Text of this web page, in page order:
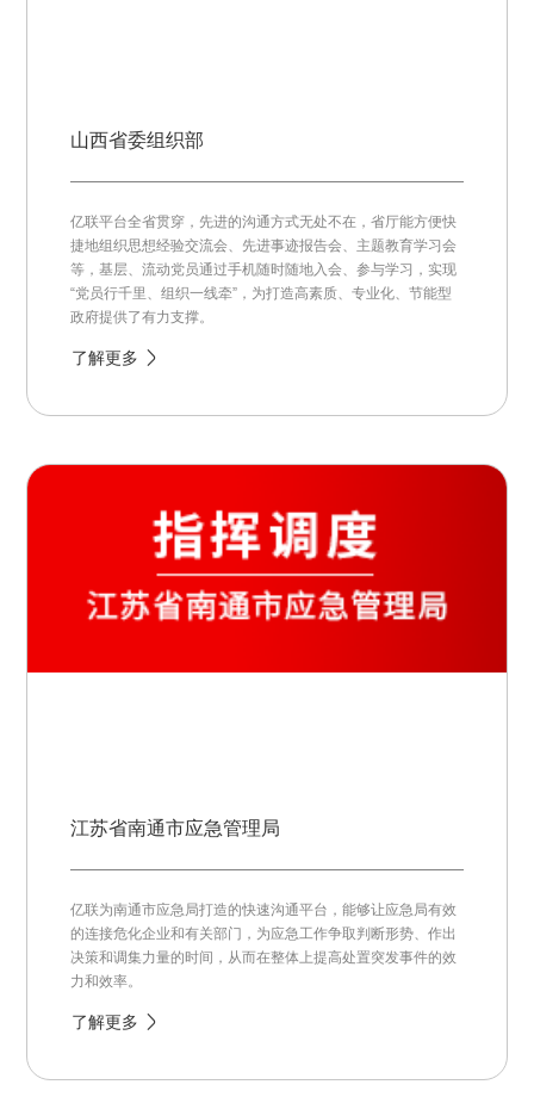
山西省委组织部
亿联平台全省贯穿，先进的沟通方式无处不在，省厅能方便快
捷地组织思想经验交流会、先进事迹报告会、主题教育学习会
等，基层、流动党员通过手机随时随地入会、参与学习，实现
“党员行千里、组织一线牵”，为打造高素质、专业化、节能型
政府提供了有力支撑。
了解更多
江苏省南通市应急管理局
亿联为南通市应急局打造的快速沟通平台，能够让应急局有效
的连接危化企业和有关部门，为应急工作争取判断形势、作出
决策和调集力量的时间，从而在整体上提高处置突发事件的效
力和效率。
了解更多